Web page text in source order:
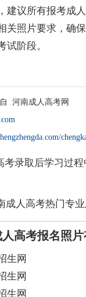
建议所有报考成
关照片要求，确
试阶段。
河南成人高考网
考录取后学习过
成人高考热门专
生网
生网
生网